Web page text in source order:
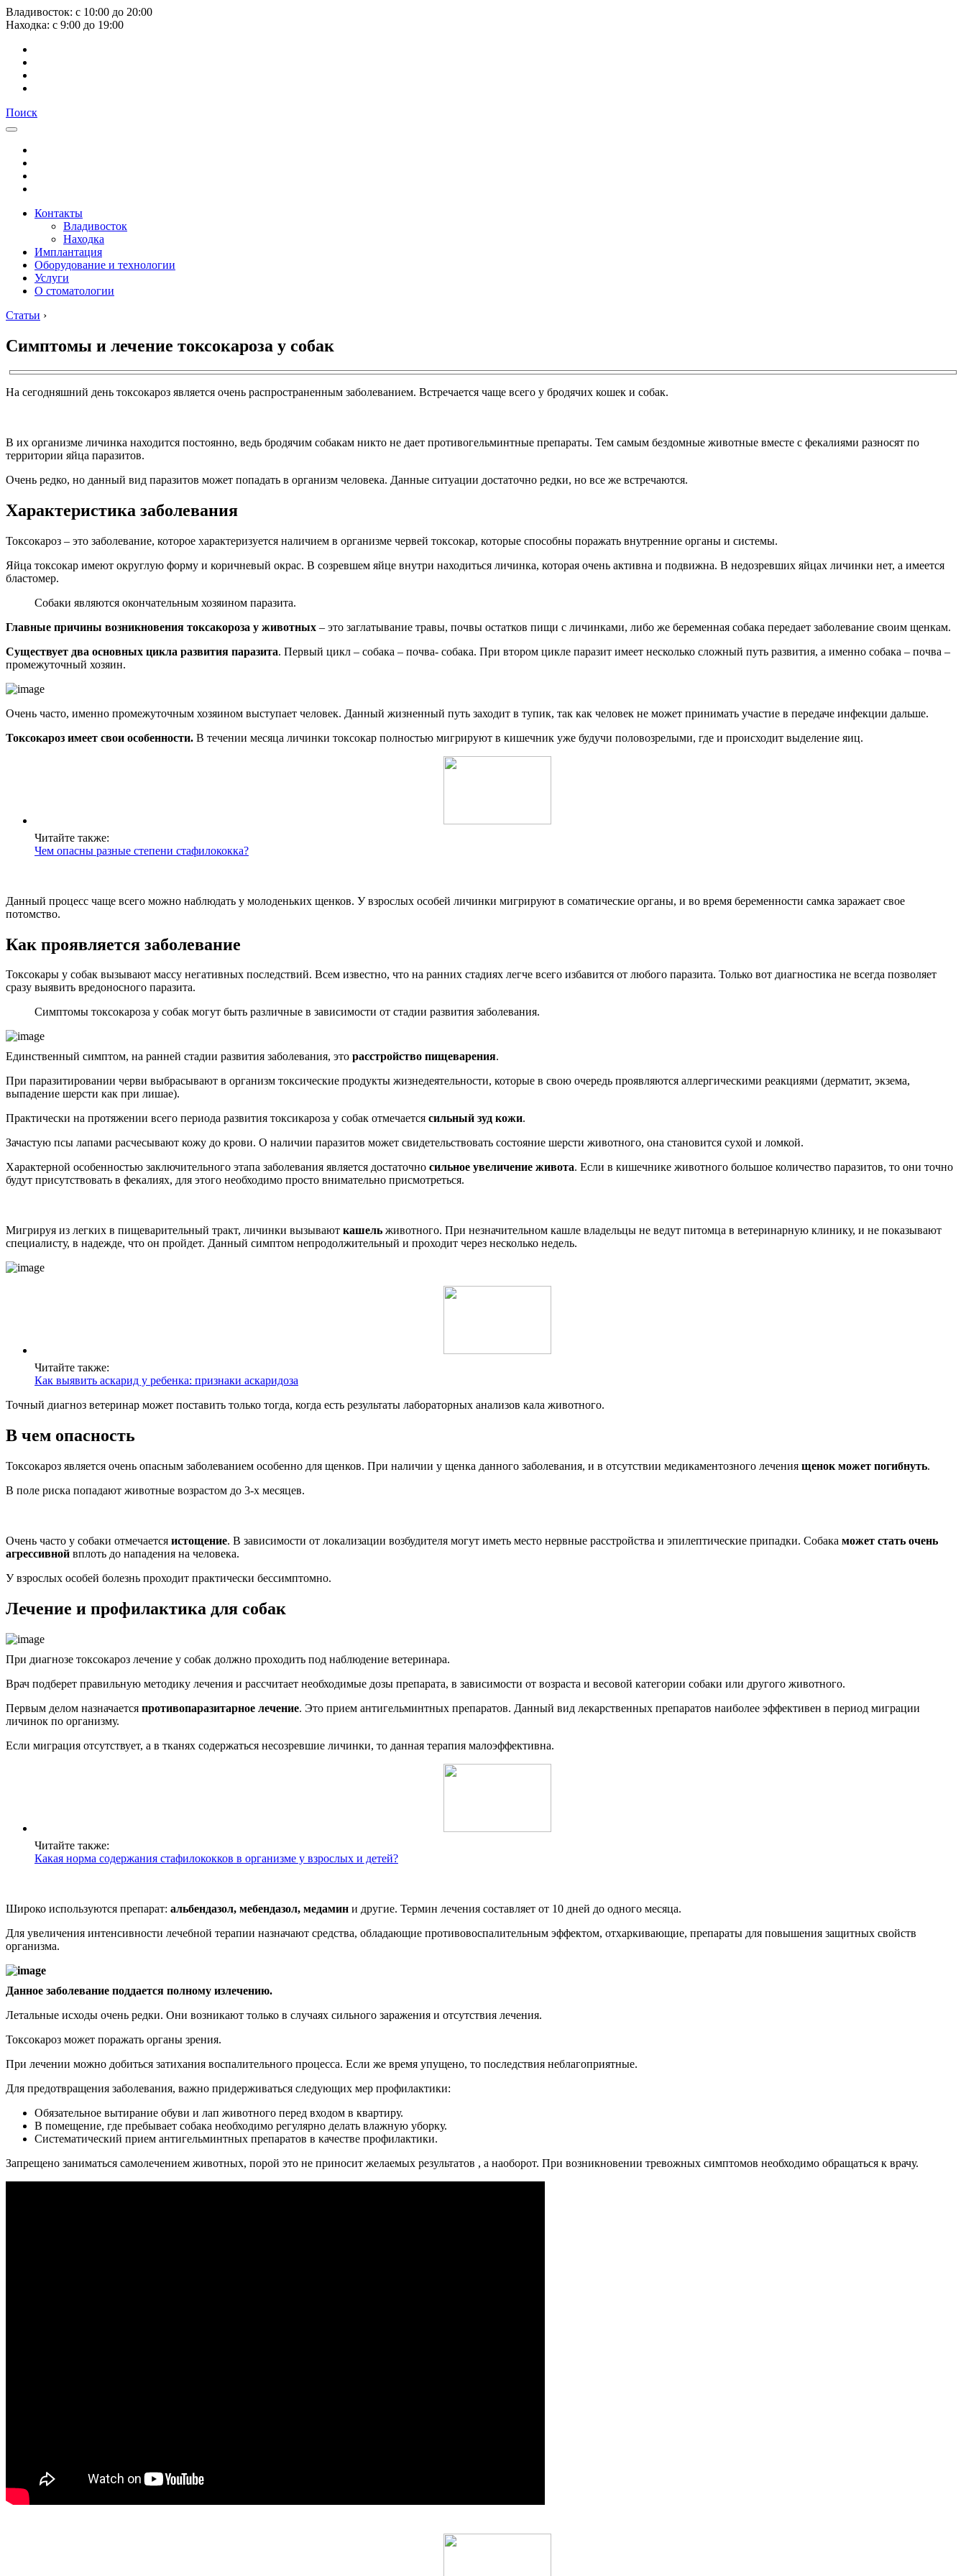
Владивосток: с 10:00 до 20:00
Находка: с 9:00 до 19:00
Поиск
Контакты
Владивосток
Находка
Имплантация
Оборудование и технологии
Услуги
О стоматологии
Статьи ›
Симптомы и лечение токсокароза у собак
На сегодняшний день токсокароз является очень распространенным заболеванием. Встречается чаще всего у бродячих кошек и собак.
В их организме личинка находится постоянно, ведь бродячим собакам никто не дает противогельминтные препараты. Тем самым бездомные животные вместе с фекалиями разносят по
территории яйца паразитов.
Очень редко, но данный вид паразитов может попадать в организм человека. Данные ситуации достаточно редки, но все же встречаются.
Характеристика заболевания
Токсокароз – это заболевание, которое характеризуется наличием в организме червей токсокар, которые способны поражать внутренние органы и системы.
Яйца токсокар имеют округлую форму и коричневый окрас. В созревшем яйце внутри находиться личинка, которая очень активна и подвижна. В недозревших яйцах личинки нет, а имеется
бластомер.
Собаки являются окончательным хозяином паразита.
Главные причины возникновения токсакороза у животных – это заглатывание травы, почвы остатков пищи с личинками, либо же беременная собака передает заболевание своим щенкам.
Существует два основных цикла развития паразита. Первый цикл – собака – почва- собака. При втором цикле паразит имеет несколько сложный путь развития, а именно собака – почва –
промежуточный хозяин.
Очень часто, именно промежуточным хозяином выступает человек. Данный жизненный путь заходит в тупик, так как человек не может принимать участие в передаче инфекции дальше.
Токсокароз имеет свои особенности. В течении месяца личинки токсокар полностью мигрируют в кишечник уже будучи половозрелыми, где и происходит выделение яиц.
Читайте также:
Чем опасны разные степени стафилококка?
Данный процесс чаще всего можно наблюдать у молоденьких щенков. У взрослых особей личинки мигрируют в соматические органы, и во время беременности самка заражает свое
потомство.
Как проявляется заболевание
Токсокары у собак вызывают массу негативных последствий. Всем известно, что на ранних стадиях легче всего избавится от любого паразита. Только вот диагностика не всегда позволяет
сразу выявить вредоносного паразита.
Симптомы токсокароза у собак могут быть различные в зависимости от стадии развития заболевания.
Единственный симптом, на ранней стадии развития заболевания, это расстройство пищеварения.
При паразитировании черви выбрасывают в организм токсические продукты жизнедеятельности, которые в свою очередь проявляются аллергическими реакциями (дерматит, экзема,
выпадение шерсти как при лишае).
Практически на протяжении всего периода развития токсикароза у собак отмечается сильный зуд кожи.
Зачастую псы лапами расчесывают кожу до крови. О наличии паразитов может свидетельствовать состояние шерсти животного, она становится сухой и ломкой.
Характерной особенностью заключительного этапа заболевания является достаточно сильное увеличение живота. Если в кишечнике животного большое количество паразитов, то они точно
будут присутствовать в фекалиях, для этого необходимо просто внимательно присмотреться.
Мигрируя из легких в пищеварительный тракт, личинки вызывают кашель животного. При незначительном кашле владельцы не ведут питомца в ветеринарную клинику, и не показывают
специалисту, в надежде, что он пройдет. Данный симптом непродолжительный и проходит через несколько недель.
Читайте также:
Как выявить аскарид у ребенка: признаки аскаридоза
Точный диагноз ветеринар может поставить только тогда, когда есть результаты лабораторных анализов кала животного.
В чем опасность
Токсокароз является очень опасным заболеванием особенно для щенков. При наличии у щенка данного заболевания, и в отсутствии медикаментозного лечения щенок может погибнуть.
В поле риска попадают животные возрастом до 3-х месяцев.
Очень часто у собаки отмечается истощение. В зависимости от локализации возбудителя могут иметь место нервные расстройства и эпилептические припадки. Собака может стать очень
агрессивной вплоть до нападения на человека.
У взрослых особей болезнь проходит практически бессимптомно.
Лечение и профилактика для собак
При диагнозе токсокароз лечение у собак должно проходить под наблюдение ветеринара.
Врач подберет правильную методику лечения и рассчитает необходимые дозы препарата, в зависимости от возраста и весовой категории собаки или другого животного.
Первым делом назначается противопаразитарное лечение. Это прием антигельминтных препаратов. Данный вид лекарственных препаратов наиболее эффективен в период миграции
личинок по организму.
Если миграция отсутствует, а в тканях содержаться несозревшие личинки, то данная терапия малоэффективна.
Читайте также:
Какая норма содержания стафилококков в организме у взрослых и детей?
Широко используются препарат: альбендазол, мебендазол, медамин и другие. Термин лечения составляет от 10 дней до одного месяца.
Для увеличения интенсивности лечебной терапии назначают средства, обладающие противовоспалительным эффектом, отхаркивающие, препараты для повышения защитных свойств
организма.
Данное заболевание поддается полному излечению.
Летальные исходы очень редки. Они возникают только в случаях сильного заражения и отсутствия лечения.
Токсокароз может поражать органы зрения.
При лечении можно добиться затихания воспалительного процесса. Если же время упущено, то последствия неблагоприятные.
Для предотвращения заболевания, важно придерживаться следующих мер профилактики:
Обязательное вытирание обуви и лап животного перед входом в квартиру.
В помещение, где пребывает собака необходимо регулярно делать влажную уборку.
Систематический прием антигельминтных препаратов в качестве профилактики.
Запрещено заниматься самолечением животных, порой это не приносит желаемых результатов , а наоборот. При возникновении тревожных симптомов необходимо обращаться к врачу.